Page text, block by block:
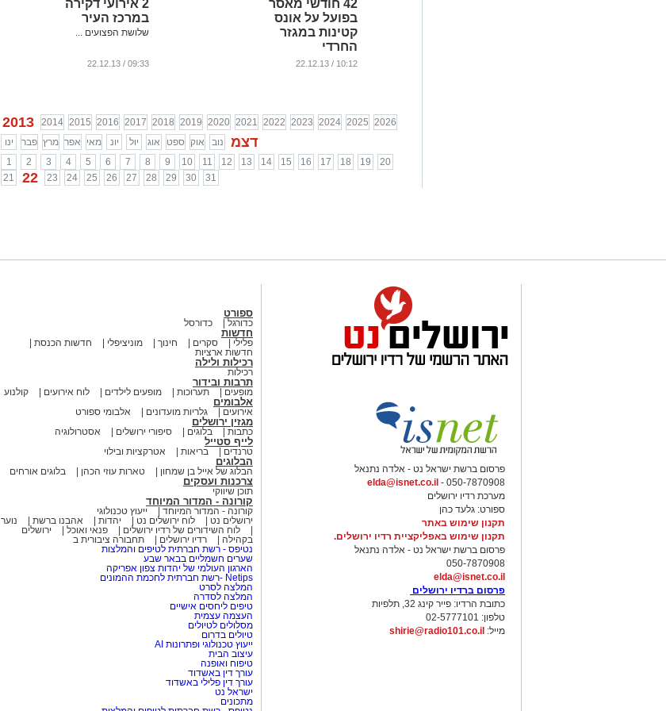
42 חודשי מאסר
בפועל על אונס
קטינות במגזר
החרדי
...
10:12 / 22.12.13
2 אירועי דקירה
במרכז העיר
שלושת הפצועים ...
09:33 / 22.12.13
2013 2014 2015 2016 2017 2018 2019 2020 2021 2022 2023 2024 2025 2026
ינו
פבר מרץ אפר מאי יונ יול אוג ספט אוק נוב דצמ
1 2 3 4 5 6 7 8 9 10 11 12 13 14 15 16 17 18 19
20
21
22 23 24 25 26 27 28 29 30 31
פרסום ברשת ישראל נט - אלדה נתנאל
050-7870908 -
elda@isnet.co.il
מערכת רדיו ירושלים
ספורט: גלעד כהן
תקנון שימוש באתר
תקנון שימוש באפליקציית רדיו ירושלים.
פרסום ברשת ישראל נט - אלדה נתנאל
050-7870908
elda@isnet.co.il
פרסום ברדיו ירושלים
כתובת הרדיו: פייר קינג 32, תלפיות
טלפון: 02-5777101
מייל: shirie@radio101.co.il
ספורט
כדורגל כדורסל
חדשות
פלילי סקרים חינוך מוניציפלי
חדשות הכנסת
חדשות ארציות
רכילות ולילה
רכילות
תרבות ובידור
מופעים תערוכות מופעים לילדים לוח אירועים קולנוע
אלבומים
אירועים גלריות מועדונים אלבומי ספורט
מגזין ירושלים
כתבות בלוגים סיפורי ירושלים אסטרולוגיה
לייף סטייל
טרנדים בריאות אטרקציות ובילוי
הבלוגים
הבלוג של אייל בן שמחון טארות עוזי הכהן בלוגים אורחים
צרכנות ועסקים
תוכן שיווקי
קורונה - המדור המיוחד
קורונה - המדור המיוחד
ייעוץ טכנולוגי
ירושלים נט
לוח ירושלים נט יהדות אהבנו ברשת
נוער
לוח השידורים של רדיו ירושלים
פנאי ואוכל
ירושלים
בקהילה
רדיו ירושלים
תחבורה ציבורית ב
נטיפס - רשת חברתית לטיפים והמלצות
שערים חשמליים בבאר שבע
הארגון העולמי של יהדות צפון אפריקה
Netips -רשת חברתית לחכמת ההמונים
המלצה לסרט
המלצה לסדרה
טיפים ליחסים אישיים
העצמה עצמית
מסלולים לטיולים
טיולים בדרום
ייעוץ טכנולוגי ופתרונות AI
עיצוב הבית
טיפוח ואופנה
עורך דין באשדוד
עורך דין פלילי באשדוד
ישראל נט
מתכונים